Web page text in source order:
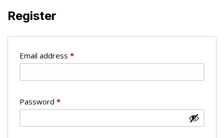
Register
Email address *
Password *